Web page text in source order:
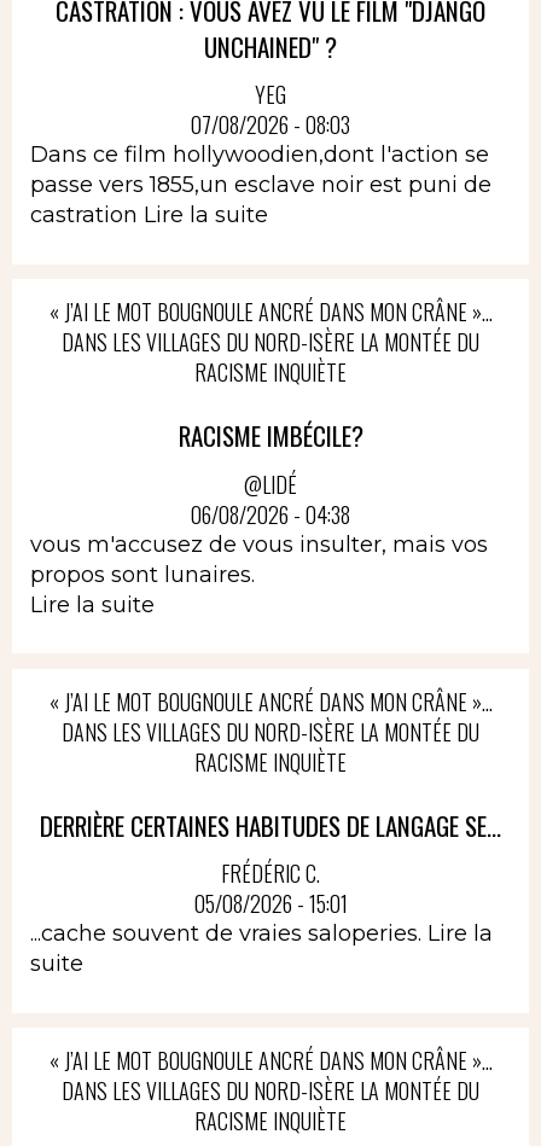
CASTRATION : VOUS AVEZ VU LE FILM "DJANGO
UNCHAINED" ?
YEG
07/08/2026 - 08:03
Dans ce film hollywoodien,dont l'action se
passe vers 1855,un esclave noir est puni de
castration Lire la suite
« J’AI LE MOT BOUGNOULE ANCRÉ DANS MON CRÂNE »…
DANS LES VILLAGES DU NORD-ISÈRE LA MONTÉE DU
RACISME INQUIÈTE
RACISME IMBÉCILE?
@LIDÉ
06/08/2026 - 04:38
vous m'accusez de vous insulter, mais vos
propos sont lunaires.
Lire la suite
« J’AI LE MOT BOUGNOULE ANCRÉ DANS MON CRÂNE »…
DANS LES VILLAGES DU NORD-ISÈRE LA MONTÉE DU
RACISME INQUIÈTE
DERRIÈRE CERTAINES HABITUDES DE LANGAGE SE...
FRÉDÉRIC C.
05/08/2026 - 15:01
...cache souvent de vraies saloperies. Lire la
suite
« J’AI LE MOT BOUGNOULE ANCRÉ DANS MON CRÂNE »…
DANS LES VILLAGES DU NORD-ISÈRE LA MONTÉE DU
RACISME INQUIÈTE